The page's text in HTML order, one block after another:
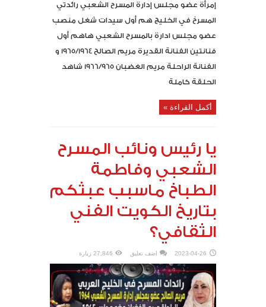
إمرأة عضو مجلس إدارة المسرح الشعبي رائدتي
المسرخ في الخليج هم أول سيدات شغل منصب
عضو مجلس ادارة بالمسرح الشعبي هاهم أول
فنانتين الفنانة القديرة مريم الصالح 1965/1964 و
الفنانة الراحلة مريم الغضبان 1966/965 شاهد
الحلقة كاملة
أكمل القراءة »
يا رئيس ونائب المسرح
الشعبي وفاطمة
الطباخ ماسبب عبثكم
بتاريخ الكويت الفني
الثقافي؟
2023-04-26 اضف تعليق 27,846 زيارة